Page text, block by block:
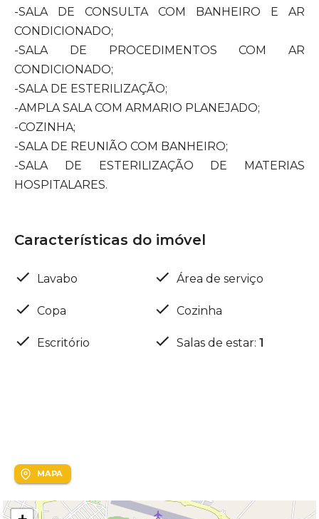
-SALA DE CONSULTA COM BANHEIRO E AR
CONDICIONADO;
-SALA DE PROCEDIMENTOS COM AR
CONDICIONADO;
-SALA DE ESTERILIZAÇÃO;
-AMPLA SALA COM ARMARIO PLANEJADO;
-COZINHA;
-SALA DE REUNIÃO COM BANHEIRO;
-SALA DE ESTERILIZAÇÃO DE MATERIAS
HOSPITALARES.
Características do imóvel
Lavabo Área de serviço
Copa Cozinha
Escritório Salas de estar: 1
MAPA